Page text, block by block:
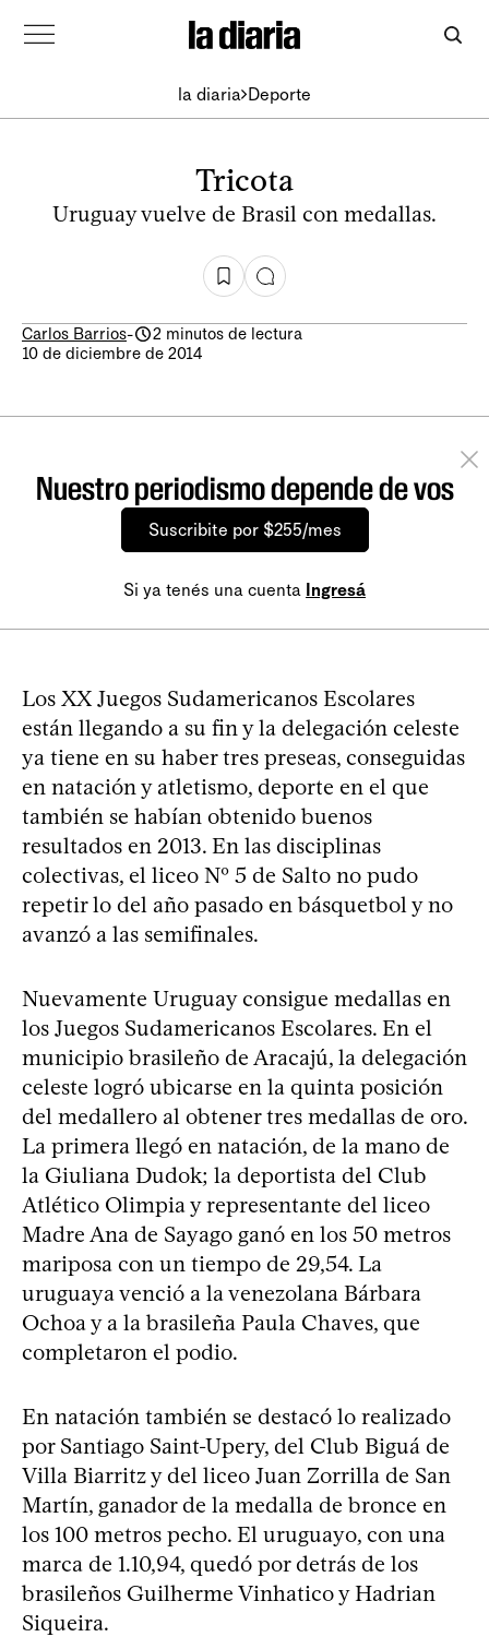
la diaria Deporte
Tricota
Uruguay vuelve de Brasil con medallas.
Carlos Barrios-
2 minutos de lectura
10 de diciembre de 2014
Nuestro periodismo depende de vos
Suscribite por $255/mes
Si ya tenés una cuenta Ingresá
Los XX Juegos Sudamericanos Escolares
están llegando a su fin y la delegación celeste
ya tiene en su haber tres preseas, conseguidas
en natación y atletismo, deporte en el que
también se habían obtenido buenos
resultados en 2013. En las disciplinas
colectivas, el liceo Nº 5 de Salto no pudo
repetir lo del año pasado en básquetbol y no
avanzó a las semifinales.
Nuevamente Uruguay consigue medallas en
los Juegos Sudamericanos Escolares. En el
municipio brasileño de Aracajú, la delegación
celeste logró ubicarse en la quinta posición
del medallero al obtener tres medallas de oro.
La primera llegó en natación, de la mano de
la Giuliana Dudok; la deportista del Club
Atlético Olimpia y representante del liceo
Madre Ana de Sayago ganó en los 50 metros
mariposa con un tiempo de 29,54. La
uruguaya venció a la venezolana Bárbara
Ochoa y a la brasileña Paula Chaves, que
completaron el podio.
En natación también se destacó lo realizado
por Santiago Saint-Upery, del Club Biguá de
Villa Biarritz y del liceo Juan Zorrilla de San
Martín, ganador de la medalla de bronce en
los 100 metros pecho. El uruguayo, con una
marca de 1.10,94, quedó por detrás de los
brasileños Guilherme Vinhatico y Hadrian
Siqueira.